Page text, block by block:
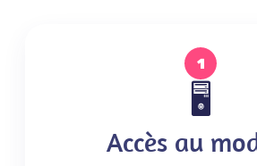
1
🖥️
Accès au